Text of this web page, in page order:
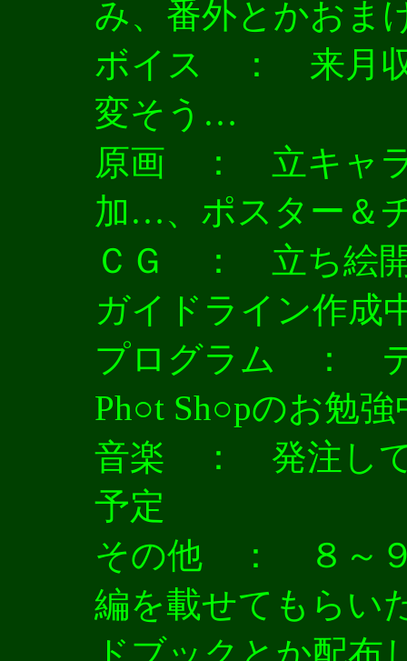
み、番外とかおま
ボイス ： 来月収
変そう…
原画 ： 立キャ
加…、ポスター＆
ＣＧ ： 立ち絵開
ガイドライン作成
プログラム ： デ
Ph○t Sh○pのお勉強
音楽 ： 発注して
予定
その他 ： ８～９
編を載せてもらい